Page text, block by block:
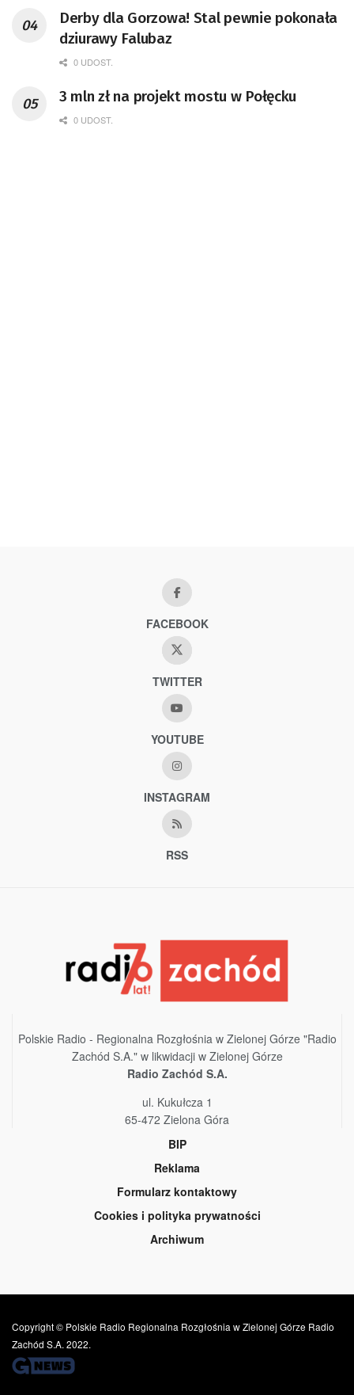
Derby dla Gorzowa! Stal pewnie pokonała
dziurawy Falubaz
0 UDOST.
3 mln zł na projekt mostu w Połęcku
0 UDOST.
FACEBOOK
TWITTER
YOUTUBE
INSTAGRAM
RSS
Polskie Radio - Regionalna Rozgłośnia w Zielonej Górze "Radio
Zachód S.A." w likwidacji w Zielonej Górze
Radio Zachód S.A.
ul. Kukułcza 1
65-472 Zielona Góra
BIP
Reklama
Formularz kontaktowy
Cookies i polityka prywatności
Archiwum
Copyright © Polskie Radio Regionalna Rozgłośnia w Zielonej Górze Radio
Zachód S.A. 2022.